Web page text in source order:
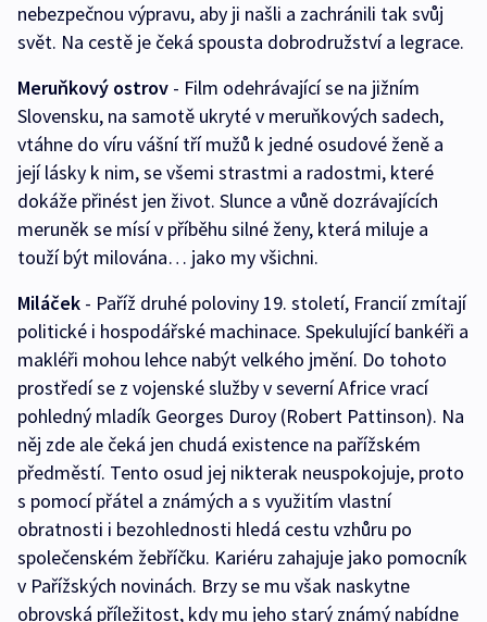
nebezpečnou výpravu, aby ji našli a zachránili tak svůj
svět. Na cestě je čeká spousta dobrodružství a legrace.
Meruňkový ostrov - Film odehrávající se na jižním
Slovensku, na samotě ukryté v meruňkových sadech,
vtáhne do víru vášní tří mužů k jedné osudové ženě a
její lásky k nim, se všemi strastmi a radostmi, které
dokáže přinést jen život. Slunce a vůně dozrávajících
meruněk se mísí v příběhu silné ženy, která miluje a
touží být milována… jako my všichni.
Miláček - Paříž druhé poloviny 19. století, Francií zmítají
politické i hospodářské machinace. Spekulující bankéři a
makléři mohou lehce nabýt velkého jmění. Do tohoto
prostředí se z vojenské služby v severní Africe vrací
pohledný mladík Georges Duroy (Robert Pattinson). Na
něj zde ale čeká jen chudá existence na pařížském
předměstí. Tento osud jej nikterak neuspokojuje, proto
s pomocí přátel a známých a s využitím vlastní
obratnosti i bezohlednosti hledá cestu vzhůru po
společenském žebříčku. Kariéru zahajuje jako pomocník
v Pařížských novinách. Brzy se mu však naskytne
obrovská příležitost, kdy mu jeho starý známý nabídne